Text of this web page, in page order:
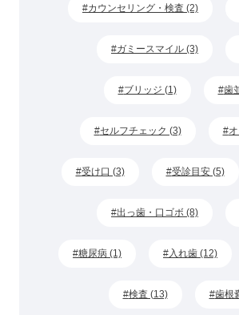
カウンセリング・検査 (2)
ガミースマイル (3)
ブリッジ (1) 歯
セルフチェック (3)
受け口 (3) 受診目安 (5)
出っ歯・口ゴボ (8)
糖尿病 (1) 入れ歯 (12)
検査 (13) 歯根